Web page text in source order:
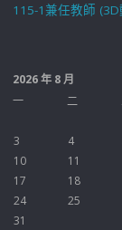
115-1兼任教師
2026 年 8 月
一
二
3
4
10
11
17
18
24
25
31